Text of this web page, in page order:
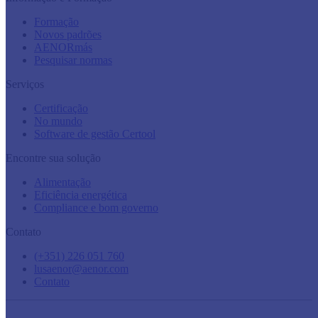
Formação
Novos padrões
AENORmás
Pesquisar normas
Serviços
Certificação
No mundo
Software de gestão Certool
Encontre sua solução
Alimentação
Eficiência energética
Compliance e bom governo
Contato
(+351) 226 051 760
lusaenor@aenor.com
Contato